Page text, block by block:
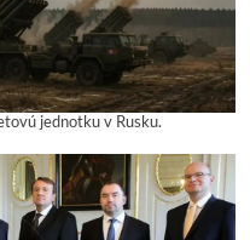
jednotku v Rusku.